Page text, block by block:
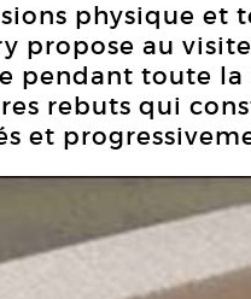
physique et
propose au
pendant toute la
rebuts qui
et